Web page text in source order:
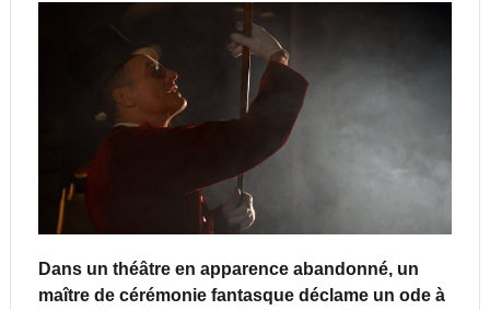
Dans un théâtre en apparence abandonné, un
maître de cérémonie fantasque déclame un ode à